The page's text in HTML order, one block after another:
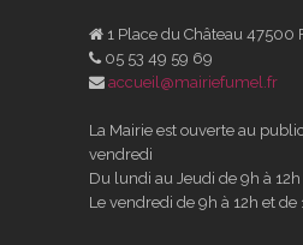
1 Place du Château 47500
05 53 49 59 69
accueil@mairiefumel.fr
La Mairie est ouverte au
vendredi
Du lundi au Jeudi de 9h à
Le vendredi de 9h à 12h et de